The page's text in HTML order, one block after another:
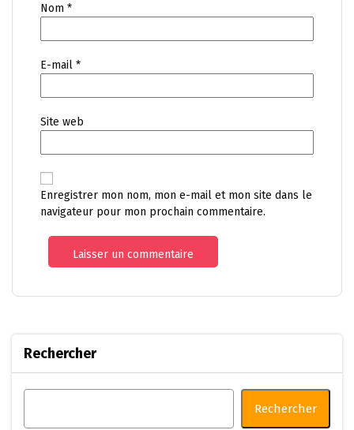
Nom *
E-mail *
Site web
Enregistrer mon nom, mon e-mail et mon site dans le
navigateur pour mon prochain commentaire.
Rechercher
Rechercher